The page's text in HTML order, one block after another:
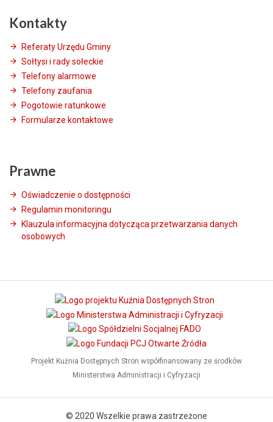
Kontakty
Referaty Urzędu Gminy
Sołtysi i rady sołeckie
Telefony alarmowe
Telefony zaufania
Pogotowie ratunkowe
Formularze kontaktowe
Prawne
Oświadczenie o dostępności
Regulamin monitoringu
Klauzula informacyjna dotycząca przetwarzania danych
osobowych
Projekt Kuźnia Dostępnych Stron współfinansowany ze środków
Ministerstwa Administracji i Cyfryzacji
© 2020 Wszelkie prawa zastrzeżone